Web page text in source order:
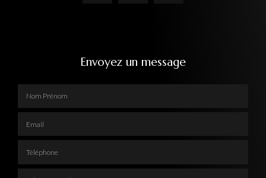
Envoyez un message